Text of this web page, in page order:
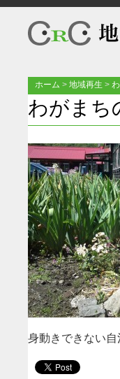
ホーム > 地域再生 >
わがまち
身動きできない